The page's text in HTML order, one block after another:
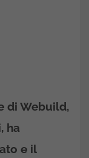
di Webuild,
ha
e il